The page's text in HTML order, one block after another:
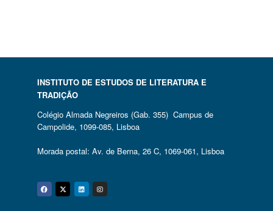
INSTITUTO DE ESTUDOS DE LITERATURA E
TRADIÇÃO
Colégio Almada Negreiros (Gab. 355) Campus de
Campolide, 1099-085, Lisboa
Morada postal: Av. de Berna, 26 C, 1069-061, Lisboa
Facebook
Twitter
Linkedin
Instagram